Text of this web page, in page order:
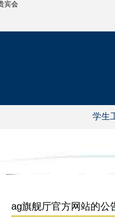
宾会
学生
ag旗舰厅官方网站的公